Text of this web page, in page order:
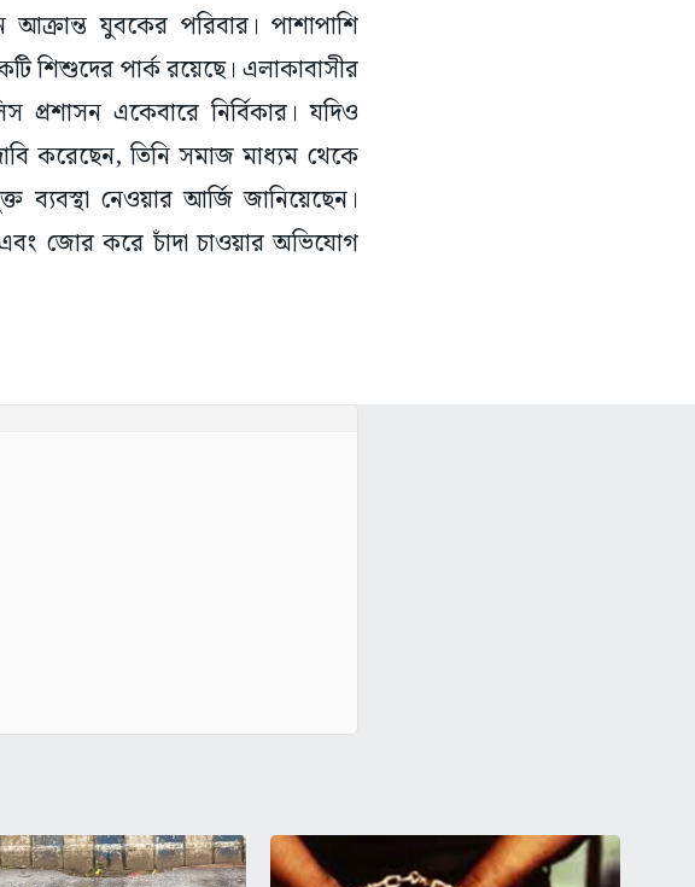
যুবকের পরিবার। পাশাপাশি
শিশুদের পার্ক রয়েছে। এলাকাবাসীর
একেবারে নির্বিকার। যদিও
করেছেন, তিনি সমাজ মাধ্যম থেকে
ব্যবস্থা নেওয়ার আর্জি জানিয়েছেন।
জোর করে চাঁদা চাওয়ার অভিযোগ